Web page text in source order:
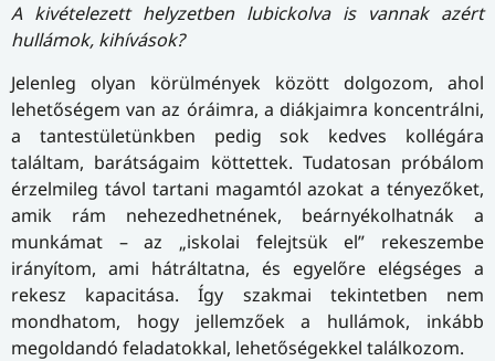
A kivételezett helyzetben lubickolva is vannak azért
hullámok, kihívások?
Jelenleg olyan körülmények között dolgozom, ahol
lehetőségem van az óráimra, a diákjaimra koncentrálni,
a tantestületünkben pedig sok kedves kollégára
találtam, barátságaim köttettek. Tudatosan próbálom
érzelmileg távol tartani magamtól azokat a tényezőket,
amik rám nehezedhetnének, beárnyékolhatnák a
munkámat – az „iskolai felejtsük el” rekeszembe
irányítom, ami hátráltatna, és egyelőre elégséges a
rekesz kapacitása. Így szakmai tekintetben nem
mondhatom, hogy jellemzőek a hullámok, inkább
megoldandó feladatokkal, lehetőségekkel találkozom.